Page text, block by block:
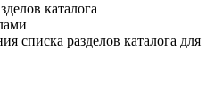
каталога
списка разделов каталога для